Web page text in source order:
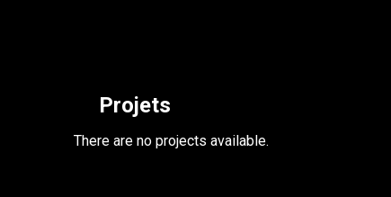
Projets
There are no projects available.